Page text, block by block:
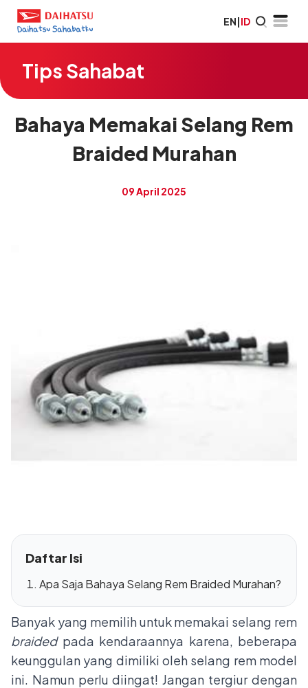
EN|ID
Tips Sahabat
Bahaya Memakai Selang Rem
Braided Murahan
09 April 2025
Daftar Isi
Apa Saja Bahaya Selang Rem Braided Murahan?
Banyak yang memilih untuk memakai selang rem
braided pada kendaraannya karena, beberapa
keunggulan yang dimiliki oleh selang rem model
ini. Namun perlu diingat! Jangan tergiur dengan